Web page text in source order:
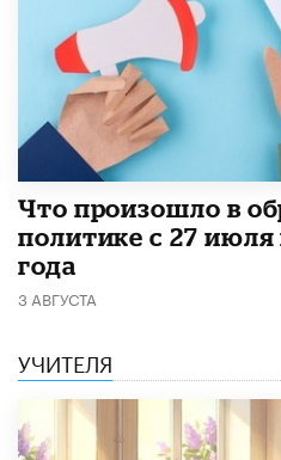
​Что произошло в
политике с 27 июля
года
3 АВГУСТА
УЧИТЕЛЯ